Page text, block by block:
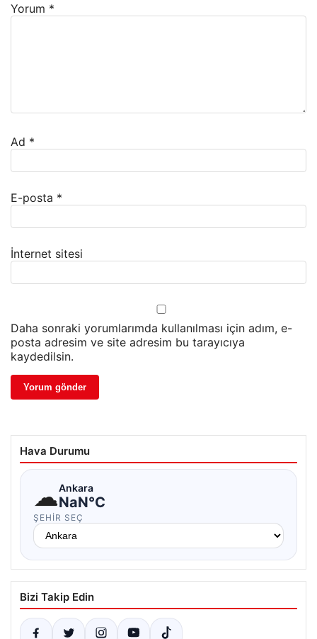
Yorum *
Ad *
E-posta *
İnternet sitesi
Daha sonraki yorumlarımda kullanılması için adım, e-
posta adresim ve site adresim bu tarayıcıya
kaydedilsin.
Hava Durumu
☁Ankara
NaN°C
ŞEHIR SEÇ
Bizi Takip Edin